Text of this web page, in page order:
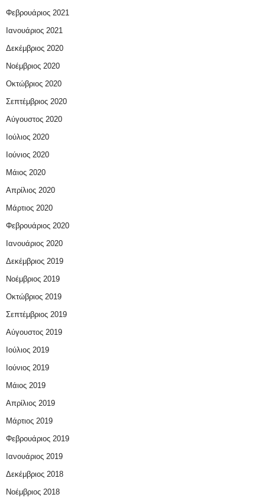
Φεβρουάριος 2021
Ιανουάριος 2021
Δεκέμβριος 2020
Νοέμβριος 2020
Οκτώβριος 2020
Σεπτέμβριος 2020
Αύγουστος 2020
Ιούλιος 2020
Ιούνιος 2020
Μάιος 2020
Απρίλιος 2020
Μάρτιος 2020
Φεβρουάριος 2020
Ιανουάριος 2020
Δεκέμβριος 2019
Νοέμβριος 2019
Οκτώβριος 2019
Σεπτέμβριος 2019
Αύγουστος 2019
Ιούλιος 2019
Ιούνιος 2019
Μάιος 2019
Απρίλιος 2019
Μάρτιος 2019
Φεβρουάριος 2019
Ιανουάριος 2019
Δεκέμβριος 2018
Νοέμβριος 2018